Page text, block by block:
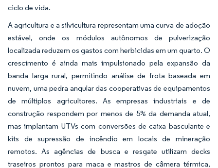
ciclo de vida.
A agricultura e a silvicultura representam uma curva de adoção
estável, onde os módulos autônomos de pulverização
localizada reduzem os gastos com herbicidas em um quarto. O
crescimento é ainda mais impulsionado pela expansão da
banda larga rural, permitindo análise de frota baseada em
nuvem, uma pedra angular das cooperativas de equipamentos
de múltiplos agricultores. As empresas industriais e de
construção respondem por menos de 5% da demanda atual,
mas implantam UTVs com conversões de caixa basculante e
kits de supressão de incêndio em locais de mineração
remotos. As agências de busca e resgate utilizam decks
traseiros prontos para maca e mastros de câmera térmica,